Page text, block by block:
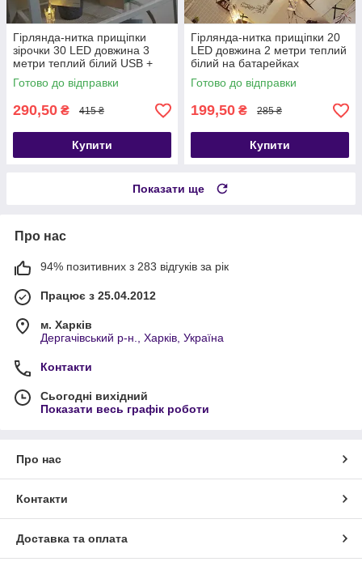
Гірлянда-нитка прищіпки
зірочки 30 LED довжина 3
метри теплий білий USB +
пульт
Готово до відправки
290,50 ₴ 415 ₴
Купити
Гірлянда-нитка прищіпки 20
LED довжина 2 метри теплий
білий на батарейках
Готово до відправки
199,50 ₴ 285 ₴
Купити
Показати ще
Про нас
94% позитивних з 283 відгуків за рік
Працює з 25.04.2012
м. Харків
Дергачівський р-н., Харків, Україна
Контакти
Сьогодні вихідний
Показати весь графік роботи
Про нас
Контакти
Доставка та оплата